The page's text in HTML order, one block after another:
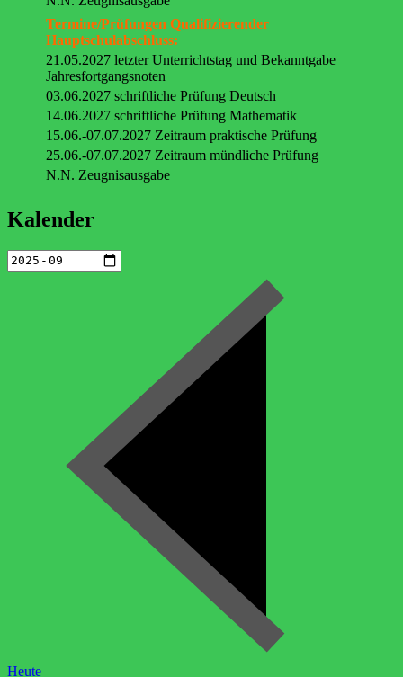
Termine/Prüfungen Qualifizierender
Hauptschulabschluss:
21.05.2027 letzter Unterrichtstag und Bekanntgabe
Jahresfortgangsnoten
03.06.2027 schriftliche Prüfung Deutsch
14.06.2027 schriftliche Prüfung Mathematik
15.06.-07.07.2027 Zeitraum praktische Prüfung
25.06.-07.07.2027 Zeitraum mündliche Prüfung
N.N. Zeugnisausgabe
Kalender
Heute